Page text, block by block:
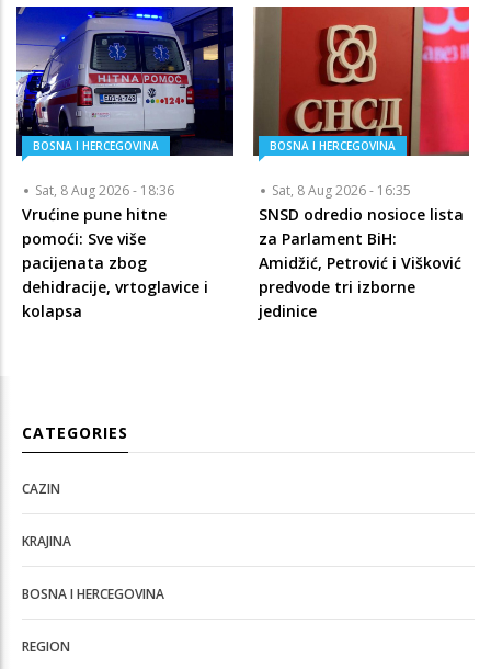
BOSNA I HERCEGOVINA
Sat, 8 Aug 2026 - 18:36
Vrućine pune hitne
pomoći: Sve više
pacijenata zbog
dehidracije, vrtoglavice i
kolapsa
BOSNA I HERCEGOVINA
Sat, 8 Aug 2026 - 16:35
SNSD odredio nosioce lista
za Parlament BiH:
Amidžić, Petrović i Višković
predvode tri izborne
jedinice
CATEGORIES
CAZIN
KRAJINA
BOSNA I HERCEGOVINA
REGION